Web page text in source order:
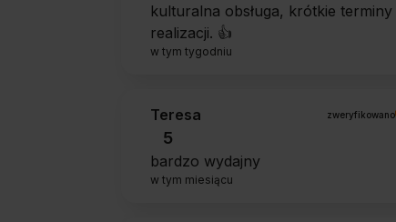
kulturalna obsługa, krótkie terminy
realizacji. 👍️
w tym tygodniu
Teresa zweryfikowano
5
bardzo wydajny
w tym miesiącu